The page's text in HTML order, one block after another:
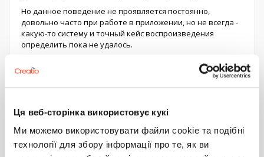
Ця веб-сторінка використовує кукі
Ми можемо використовувати файли cookie та подібні
технології для збору інформації про те, як ви
Но данное поведение не проявляется постоянно,
довольно часто при работе в приложении, но не всегда -
какую-то систему и точный кейс воспроизведения
определить пока не удалось.
В время наличия этого поведения, в консоли ошибок или
предупреждений не наблюдается.
PS: чаще всего проявляется когда с карточки раздела,
в разделы другие (отличные от того из которого открыта
Хочется спросить у сообщества - имеются ли у кого ни
будь аналогичные проблемы, или это какой-то